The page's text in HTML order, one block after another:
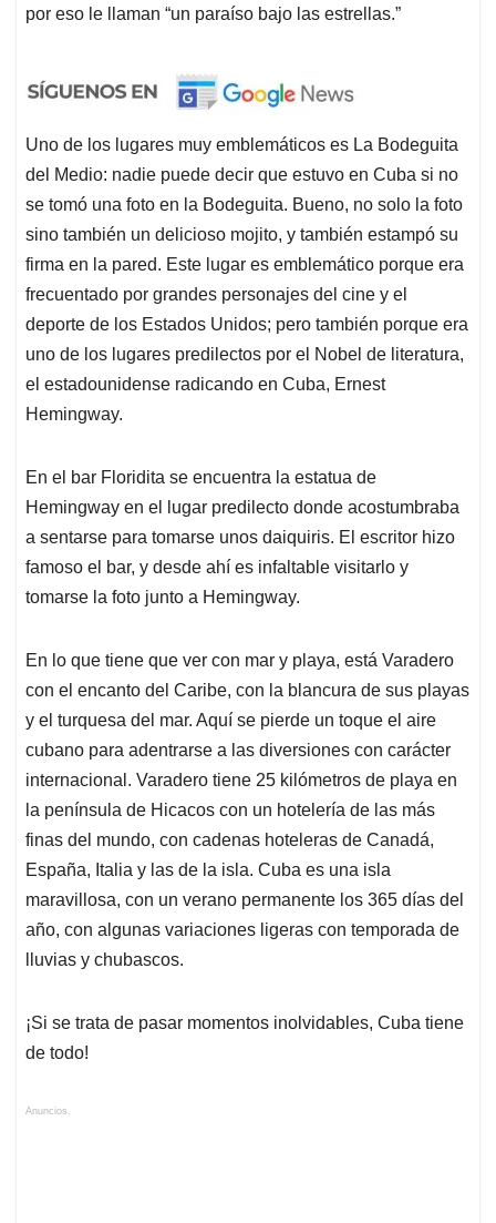
por eso le llaman “un paraíso bajo las estrellas.”
Uno de los lugares muy emblemáticos es La Bodeguita
del Medio: nadie puede decir que estuvo en Cuba si no
se tomó una foto en la Bodeguita. Bueno, no solo la foto
sino también un delicioso mojito, y también estampó su
firma en la pared. Este lugar es emblemático porque era
frecuentado por grandes personajes del cine y el
deporte de los Estados Unidos; pero también porque era
uno de los lugares predilectos por el Nobel de literatura,
el estadounidense radicando en Cuba, Ernest
Hemingway.
En el bar Floridita se encuentra la estatua de
Hemingway en el lugar predilecto donde acostumbraba
a sentarse para tomarse unos daiquiris. El escritor hizo
famoso el bar, y desde ahí es infaltable visitarlo y
tomarse la foto junto a Hemingway.
En lo que tiene que ver con mar y playa, está Varadero
con el encanto del Caribe, con la blancura de sus playas
y el turquesa del mar. Aquí se pierde un toque el aire
cubano para adentrarse a las diversiones con carácter
internacional. Varadero tiene 25 kilómetros de playa en
la península de Hicacos con un hotelería de las más
finas del mundo, con cadenas hoteleras de Canadá,
España, Italia y las de la isla. Cuba es una isla
maravillosa, con un verano permanente los 365 días del
año, con algunas variaciones ligeras con temporada de
lluvias y chubascos.
¡Si se trata de pasar momentos inolvidables, Cuba tiene
de todo!
Anuncios.